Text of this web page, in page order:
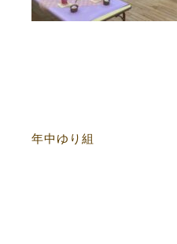
年中ゆり組